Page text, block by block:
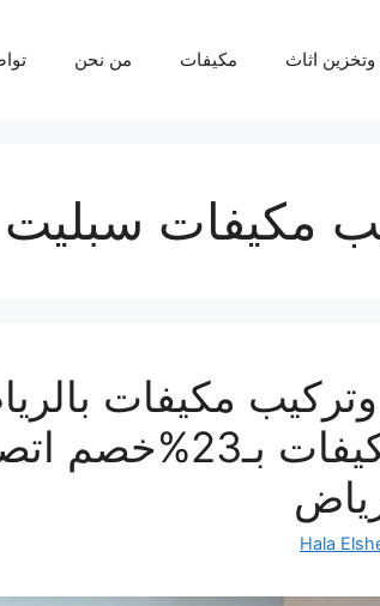
اثاث مكيفات من نحن
مكيفات سبليت
مكيفات
تركيب
Hala